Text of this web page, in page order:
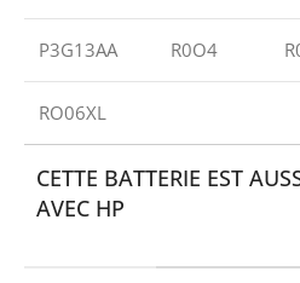
P3G13AA R0O4
RO06XL
CETTE BATTERIE EST
AVEC HP